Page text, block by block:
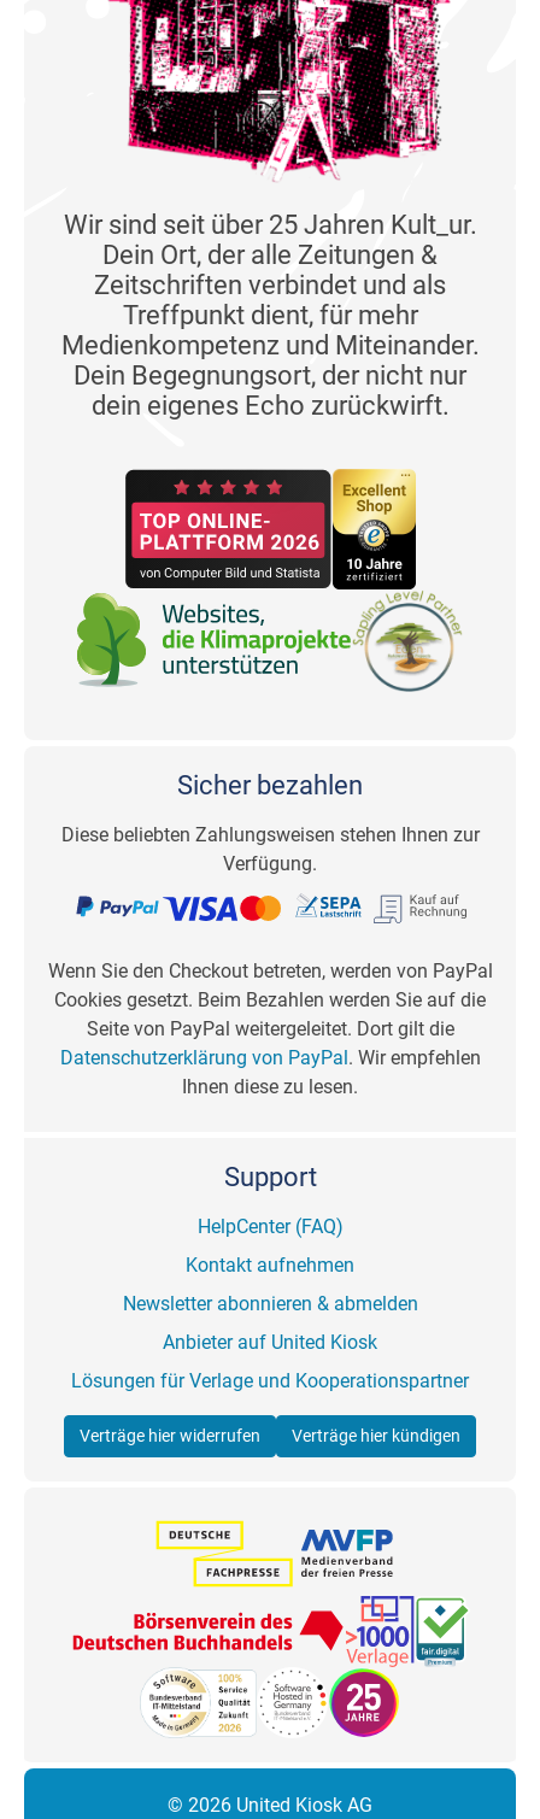
Wir sind seit über 25 Jahren Kult_ur.
Dein Ort, der alle Zeitungen &
Zeitschriften verbindet und als
Treffpunkt dient, für mehr
Medienkompetenz und Miteinander.
Dein Begegnungsort, der nicht nur
dein eigenes Echo zurückwirft.
Sicher bezahlen
Diese beliebten Zahlungsweisen stehen Ihnen zur
Verfügung.
Wenn Sie den Checkout betreten, werden von PayPal
Cookies gesetzt. Beim Bezahlen werden Sie auf die
Seite von PayPal weitergeleitet. Dort gilt die
Datenschutzerklärung von PayPal. Wir empfehlen
Ihnen diese zu lesen.
Support
HelpCenter (FAQ)
Kontakt aufnehmen
Newsletter abonnieren & abmelden
Anbieter auf United Kiosk
Lösungen für Verlage und Kooperationspartner
Verträge hier widerrufen Verträge hier kündigen
© 2026 United Kiosk AG